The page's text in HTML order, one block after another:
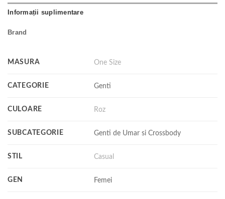
Informații suplimentare
Brand
MASURA One Size
CATEGORIE Genti
CULOARE Roz
SUBCATEGORIE Genti de Umar si Crossbody
STIL Casual
GEN Femei